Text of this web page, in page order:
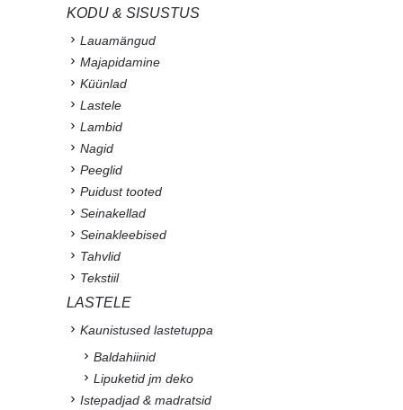
KODU & SISUSTUS
Lauamängud
Majapidamine
Küünlad
Lastele
Lambid
Nagid
Peeglid
Puidust tooted
Seinakellad
Seinakleebised
Tahvlid
Tekstiil
LASTELE
Kaunistused lastetuppa
Baldahiinid
Lipuketid jm deko
Istepadjad & madratsid